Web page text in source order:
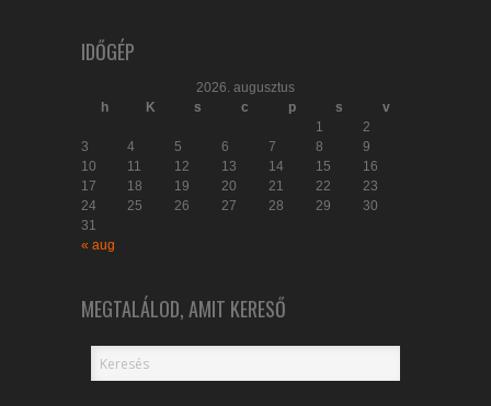
IDŐGÉP
2026. augusztus
h
K s c p s
v
1
2
3
4 5 6 7 8
9
10
11 12 13 14 15
16
17
18 19 20 21 22
23
24
25 26 27 28 29
30
31
« aug
MEGTALÁLOD, AMIT KERESŐ